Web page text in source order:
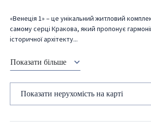
«Венеція 1» – це унікальний житловий
самому серці Кракова, який пропонує
історичної архітекту...
Показати більше
Показати нерухомість на карті